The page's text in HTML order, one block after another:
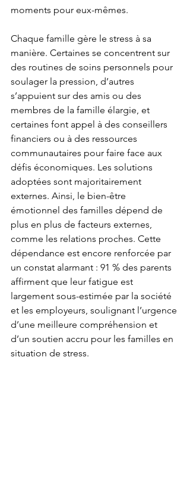
moments pour eux-mêmes.
Chaque famille gère le stress à sa
manière. Certaines se concentrent sur
des routines de soins personnels pour
soulager la pression, d’autres
s’appuient sur des amis ou des
membres de la famille élargie, et
certaines font appel à des conseillers
financiers ou à des ressources
communautaires pour faire face aux
défis économiques. Les solutions
adoptées sont majoritairement
externes. Ainsi, le bien-être
émotionnel des familles dépend de
plus en plus de facteurs externes,
comme les relations proches. Cette
dépendance est encore renforcée par
un constat alarmant : 91 % des parents
affirment que leur fatigue est
largement sous-estimée par la société
et les employeurs, soulignant l’urgence
d’une meilleure compréhension et
d’un soutien accru pour les familles en
situation de stress.